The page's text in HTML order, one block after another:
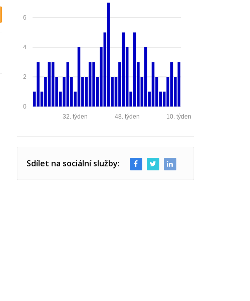
0
2
4
6
10. týden
48. týden
32. týden
Sdílet na sociální služby: